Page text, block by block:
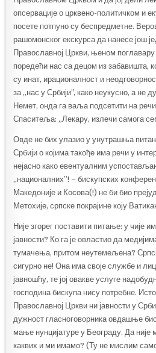
опсервације о црквено-политичком и
посете потпуно су беспредметне.
рашомонског екскурса да нанесе још
Православној Цркви, њеном
поредећи нас са децом из забавишта,
су инат, ирационалност и
за „нас у Србији”, како неукусно, а не
Немет, онда га ваља подсетити на
Спаситеља: „Лекару, излечи самога
Овде не бих улазио у унутрашња
Србији о којима такође има речи у
нејасно како евентуалним
„националних”! – бискупских
Македоније и Косова(!) не би био
Метохије, српске покрајине коју
Није згорег поставити питање: у чије
јавности? Ко га је овластио да
тумачења, притом неутемељена?
сигурно не! Она има своје службе и
јавношћу, те јој овакве услуге
господина бискупа нису потребне.
Православној Цркви ни јавности у
дужност гласноговорника овдашње
мање нунцијатуре у Београду. Да није
каквих и ми имамо? (Ту не мислим